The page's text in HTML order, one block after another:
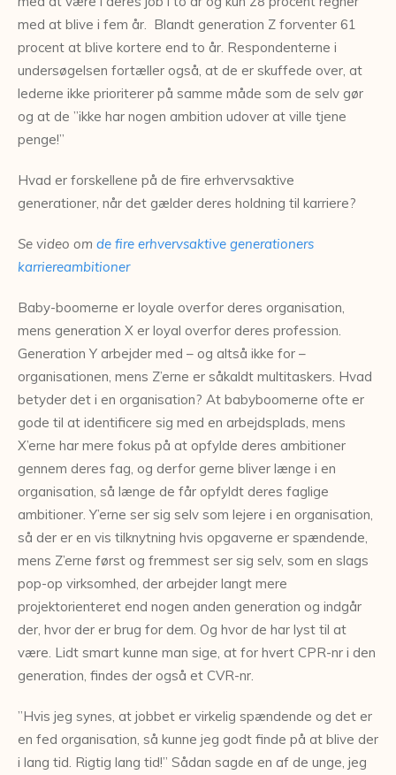
med at blive i fem år. Blandt generation Z forventer 61
procent at blive kortere end to år. Respondenterne i
undersøgelsen fortæller også, at de er skuffede over, at
lederne ikke prioriterer på samme måde som de selv gør
og at de ”ikke har nogen ambition udover at ville tjene
penge!”
Hvad er forskellene på de fire erhvervsaktive
generationer, når det gælder deres holdning til karriere?
Se video om de fire erhvervsaktive generationers
karriereambitioner
Baby-boomerne er loyale overfor deres organisation,
mens generation X er loyal overfor deres profession.
Generation Y arbejder med – og altså ikke for –
organisationen, mens Z’erne er såkaldt multitaskers. Hvad
betyder det i en organisation? At babyboomerne ofte er
gode til at identificere sig med en arbejdsplads, mens
X’erne har mere fokus på at opfylde deres ambitioner
gennem deres fag, og derfor gerne bliver længe i en
organisation, så længe de får opfyldt deres faglige
ambitioner. Y’erne ser sig selv som lejere i en organisation,
så der er en vis tilknytning hvis opgaverne er spændende,
mens Z’erne først og fremmest ser sig selv, som en slags
pop-op virksomhed, der arbejder langt mere
projektorienteret end nogen anden generation og indgår
der, hvor der er brug for dem. Og hvor de har lyst til at
være. Lidt smart kunne man sige, at for hvert CPR-nr i den
generation, findes der også et CVR-nr.
”Hvis jeg synes, at jobbet er virkelig spændende og det er
en fed organisation, så kunne jeg godt finde på at blive der
i lang tid. Rigtig lang tid!” Sådan sagde en af de unge, jeg